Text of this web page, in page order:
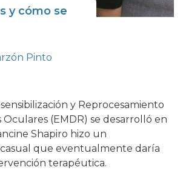
y cómo se
Pinto
y Reprocesamiento
(EMDR) se desarrolló en
Shapiro hizo un
que eventualmente daría
terapéutica.